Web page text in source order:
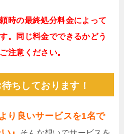
時の最終処分料金によって
。同じ料金でできるかどう
注意ください。
ちしております！
より良いサービスを1名で